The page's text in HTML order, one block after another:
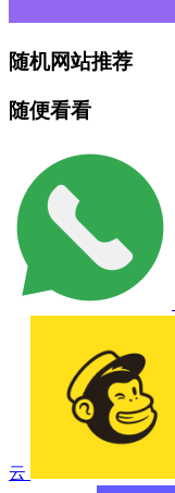
随机网站推荐
随便看看
云